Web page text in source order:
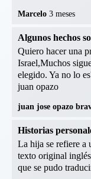
Marcelo 3 meses
Algunos hechos
Quiero hacer una
Israel,Muchos
elegido. Ya no lo
juan opazo
juan jose opazo
Historias
La hija se refiere a
texto original
que se pudo